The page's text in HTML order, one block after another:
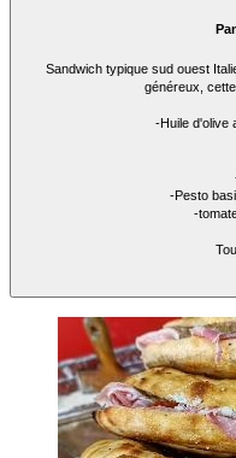
Sandwich typique sud ouest
généreux,
-Huile d'olive
-Pesto
-